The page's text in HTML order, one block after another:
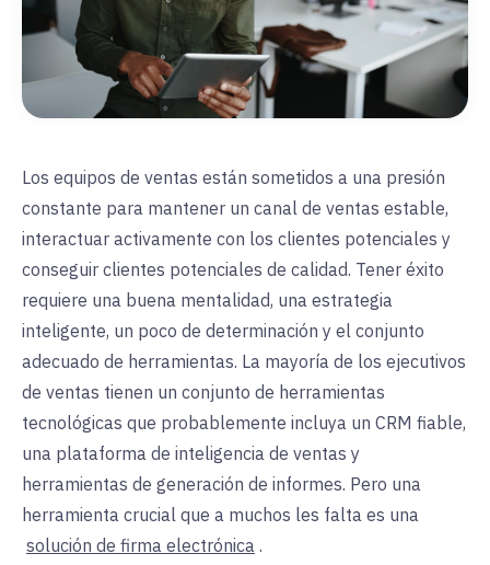
Los equipos de ventas están sometidos a una presión
constante para mantener un canal de ventas estable,
interactuar activamente con los clientes potenciales y
conseguir clientes potenciales de calidad. Tener éxito
requiere una buena mentalidad, una estrategia
inteligente, un poco de determinación y el conjunto
adecuado de herramientas. La mayoría de los ejecutivos
de ventas tienen un conjunto de herramientas
tecnológicas que probablemente incluya un CRM fiable,
una plataforma de inteligencia de ventas y
herramientas de generación de informes. Pero una
herramienta crucial que a muchos les falta es una
solución de firma electrónica .